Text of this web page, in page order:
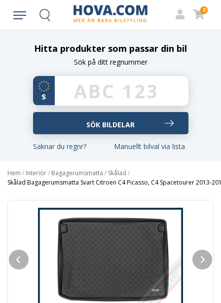
Search
0
Hitta produkter som passar din bil
Sök på ditt regnummer
Saknar du regnr? Manuellt bilval via lista
Hem / Interiör/ Bagagerumsmatta / Skålad /
Skålad Bagagerumsmatta Svart Citroen C4 Picasso, C4 Spacetourer 2013-